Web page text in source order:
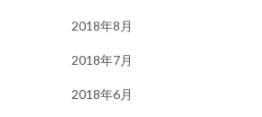
2018年8月
2018年7月
2018年6月